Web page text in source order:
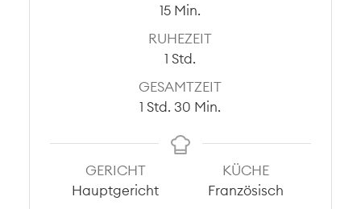
15Minuten
Min.
RUHEZEIT
1 Stunde
Std.
GESAMTZEIT
1 Stunde
Std. 30 Minuten
Min.
GERICHT
Hauptgericht
KÜCHE
Französisch